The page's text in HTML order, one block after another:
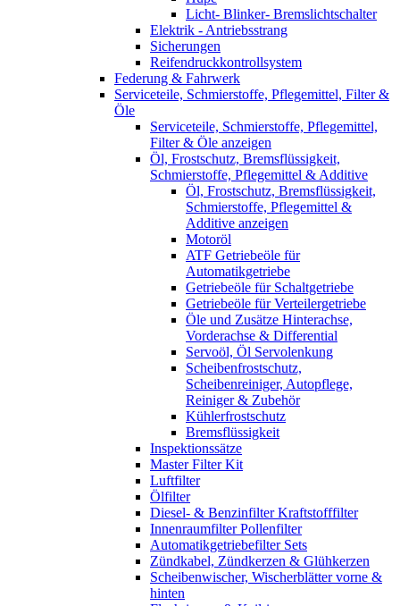
Licht- Blinker- Bremslichtschalter
Elektrik - Antriebsstrang
Sicherungen
Reifendruckkontrollsystem
Federung & Fahrwerk
Serviceteile, Schmierstoffe, Pflegemittel, Filter &
Öle
Serviceteile, Schmierstoffe, Pflegemittel,
Filter & Öle anzeigen
Öl, Frostschutz, Bremsflüssigkeit,
Schmierstoffe, Pflegemittel & Additive
Öl, Frostschutz, Bremsflüssigkeit,
Schmierstoffe, Pflegemittel &
Additive anzeigen
Motoröl
ATF Getriebeöle für
Automatikgetriebe
Getriebeöle für Schaltgetriebe
Getriebeöle für Verteilergetriebe
Öle und Zusätze Hinterachse,
Vorderachse & Differential
Servoöl, Öl Servolenkung
Scheibenfrostschutz,
Scheibenreiniger, Autopflege,
Reiniger & Zubehör
Kühlerfrostschutz
Bremsflüssigkeit
Inspektionssätze
Master Filter Kit
Luftfilter
Ölfilter
Diesel- & Benzinfilter Kraftstofffilter
Innenraumfilter Pollenfilter
Automatikgetriebefilter Sets
Zündkabel, Zündkerzen & Glühkerzen
Scheibenwischer, Wischerblätter vorne &
hinten